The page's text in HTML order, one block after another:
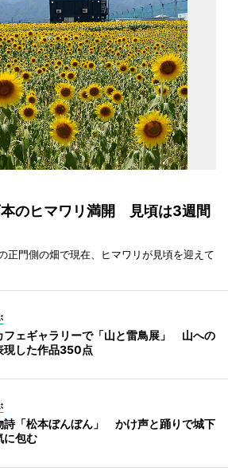
のヒマワリ満開 見頃は3週間
正門側の畑で現在、ヒマワリが見頃を迎えて
フェギャラリーで「山と雷鳥展」 山への
現した作品350点
詩「松本ぼんぼん」 かけ声と踊りで城下
に包む